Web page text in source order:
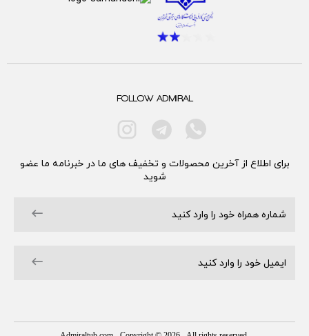
FOLLOW ADMIRAL
برای اطلاع از آخرین محصولات و تخفیف های ما در خبرنامه ما عضو
شوید